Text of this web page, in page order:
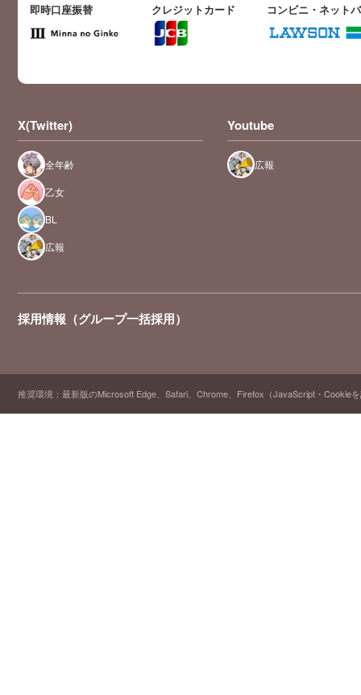
即時口座振替 クレジットカード コンビニ・ネット
X(Twitter)
全年齢
乙女
BL
広報
Youtube
広報
採用情報（グループ一括採用）
推奨環境：最新版のMicrosoft Edge、Safari、Chrome、Firefox（JavaScript・Cookie